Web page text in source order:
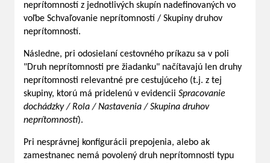
neprítomností z jednotlivých skupín nadefinovaných vo
voľbe Schvaľovanie neprítomností / Skupiny druhov
neprítomností.
Následne, pri odosielaní cestovného príkazu sa v poli
"Druh neprítomnosti pre žiadanku" načítavajú len druhy
neprítomnosti relevantné pre cestujúceho (t.j. z tej
skupiny, ktorú má pridelenú v evidencii Spracovanie
dochádzky / Rola / Nastavenia / Skupina druhov
neprítomností).
Pri nesprávnej konfigurácii prepojenia, alebo ak
zamestnanec nemá povolený druh neprítomnosti typu